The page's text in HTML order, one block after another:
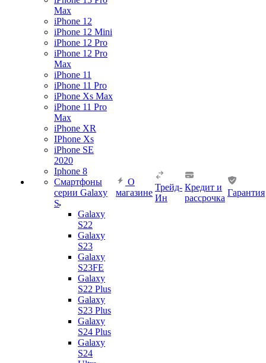
Max
iPhone 12
iPhone 12 Mini
iPhone 12 Pro
iPhone 12 Pro
Max
iPhone 11
iPhone 11 Pro
iPhone Xs Max
iPhone 11 Pro
Max
iPhone XR
IPhone Xs
iPhone SE
2020
Iphone 8
Смартфоны
серии Galaxy
S
Galaxy
S22
Galaxy
S23
Galaxy
S23FE
Galaxy
S22 Plus
Galaxy
S23 Plus
Galaxy
S24 Plus
Galaxy
S24
О
магазине
Трейд-
Ин
Кредит и
рассрочка
Гарантия